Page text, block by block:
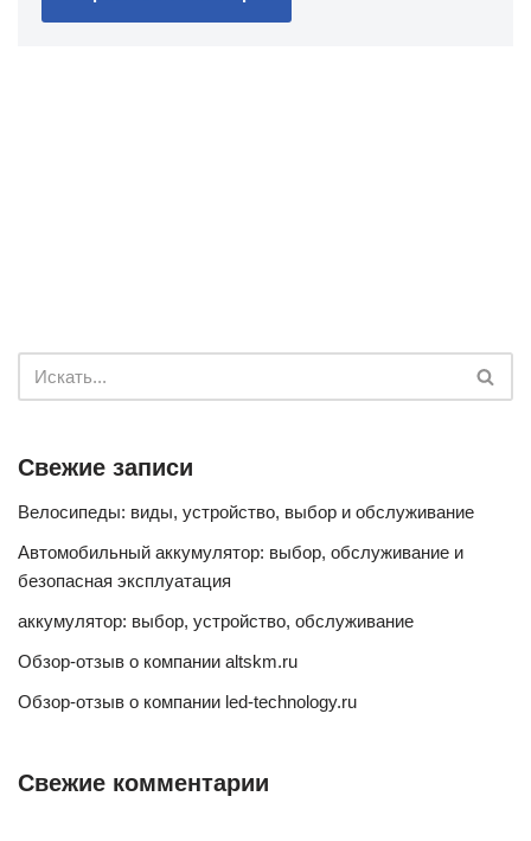
Свежие записи
Велосипеды: виды, устройство, выбор и обслуживание
Автомобильный аккумулятор: выбор, обслуживание и
безопасная эксплуатация
аккумулятор: выбор, устройство, обслуживание
Обзор-отзыв о компании altskm.ru
Обзор-отзыв о компании led-technology.ru
Свежие комментарии